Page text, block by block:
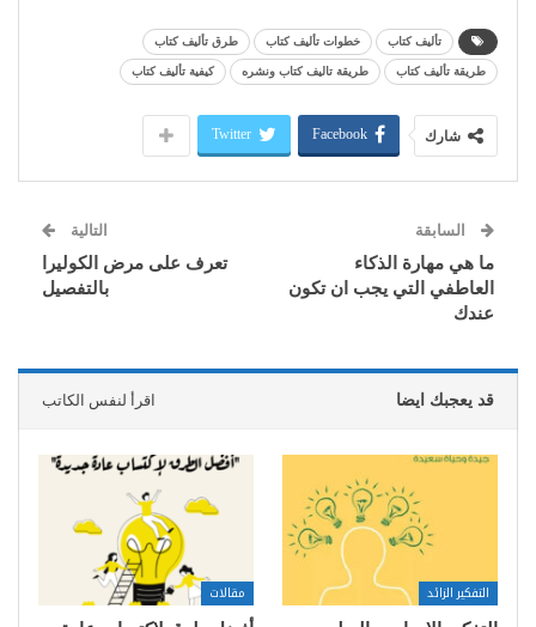
تأليف كتاب خطوات تأليف كتاب طرق تأليف كتاب
طريقة تأليف كتاب طريقة تاليف كتاب ونشره كيفية تأليف كتاب
شارك Facebook
Twitter
السابقة
ما هي مهارة الذكاء
العاطفي التي يجب ان تكون
عندك
التالية
تعرف على مرض الكوليرا
بالتفصيل
قد يعجبك ايضا اقرأ لنفس الكاتب
التفكير الزائد مقالات